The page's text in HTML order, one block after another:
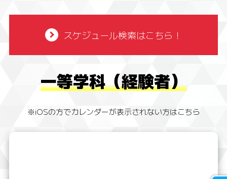
スケジュール検索はこちら！
一等学科（経験者）
※iOSの方でカレンダーが表示されない方はこちら